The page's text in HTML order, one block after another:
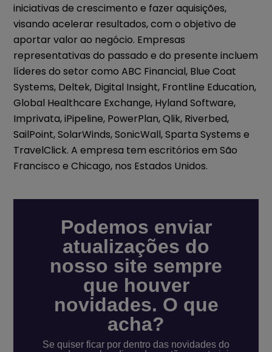
iniciativas de crescimento e fazer aquisições,
visando acelerar resultados, com o objetivo de
aportar valor ao negócio. Empresas
representativas do passado e do presente incluem
líderes do setor como ABC Financial, Blue Coat
Systems, Deltek, Digital Insight, Frontline Education,
Global Healthcare Exchange, Hyland Software,
Imprivata, iPipeline, PowerPlan, Qlik, Riverbed,
SailPoint, SolarWinds, SonicWall, Sparta Systems e
TravelClick. A empresa tem escritórios em São
Francisco e Chicago, nos Estados Unidos.
Podemos enviar
atualizações do
nosso site sempre
que houver
novidades. O que
acha?
Se quiser ficar por dentro das novidades do